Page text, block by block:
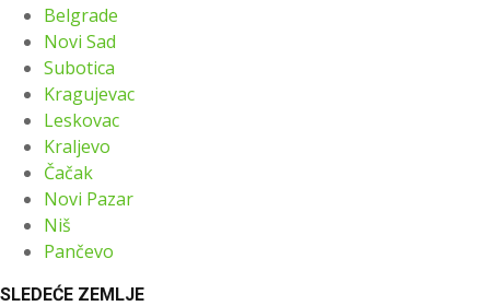
Belgrade
Novi Sad
Subotica
Kragujevac
Leskovac
Kraljevo
Čačak
Novi Pazar
Niš
Pančevo
SLEDEĆE ZEMLJE